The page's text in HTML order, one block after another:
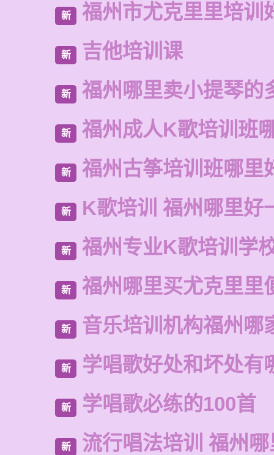
新 福州市尤克里里培训
新 吉他培训课
新 福州哪里卖小提琴的
新 福州成人K歌培训班
新 福州古筝培训班哪里
新 K歌培训 福州哪里好
新 福州专业K歌培训学
新 福州哪里买尤克里里
新 音乐培训机构福州哪
新 学唱歌好处和坏处有
新 学唱歌必练的100首
新 流行唱法培训 福州